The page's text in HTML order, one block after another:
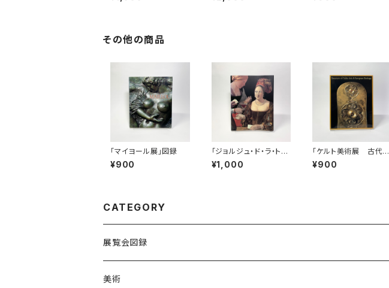
その他の商品
「マイヨール展」図録
¥900
「ジョルジュ・ド・ラ・トゥ
ール」展図録
¥1,000
「ケルト美術展 古代ヨ
ーロッパの至宝」図録
¥900
CATEGORY
展覧会図録
国内
美術